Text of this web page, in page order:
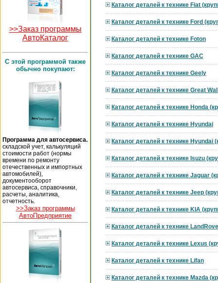
>>Заказ программы
АвтоКаталог
C этой программой также
обычно покупают:
Программа для автосервиса.
складской учет, калькуляций
стоимости работ (нормы
времени по ремонту
отечественных и импортных
автомобилей),
документооборот
автосервиса, справочники,
расчеты, аналитика,
отчетность.
>>Заказ программы
АвтоПредприятие
Каталог деталей к технике Fiat
Каталог деталей к технике Ford
Каталог деталей к технике Foton
Каталог деталей к технике GAC
Каталог деталей к технике Geely
Каталог деталей к технике Great
Каталог деталей к технике Honda
Каталог деталей к технике Hyundai
Каталог деталей к технике Hyundai
Каталог деталей к технике Isuzu
Каталог деталей к технике Jaguar
Каталог деталей к технике Jeep
Каталог деталей к технике KIA
Каталог деталей к технике
Каталог деталей к технике Lexus
Каталог деталей к технике Lifan
Каталог деталей к технике Mazda